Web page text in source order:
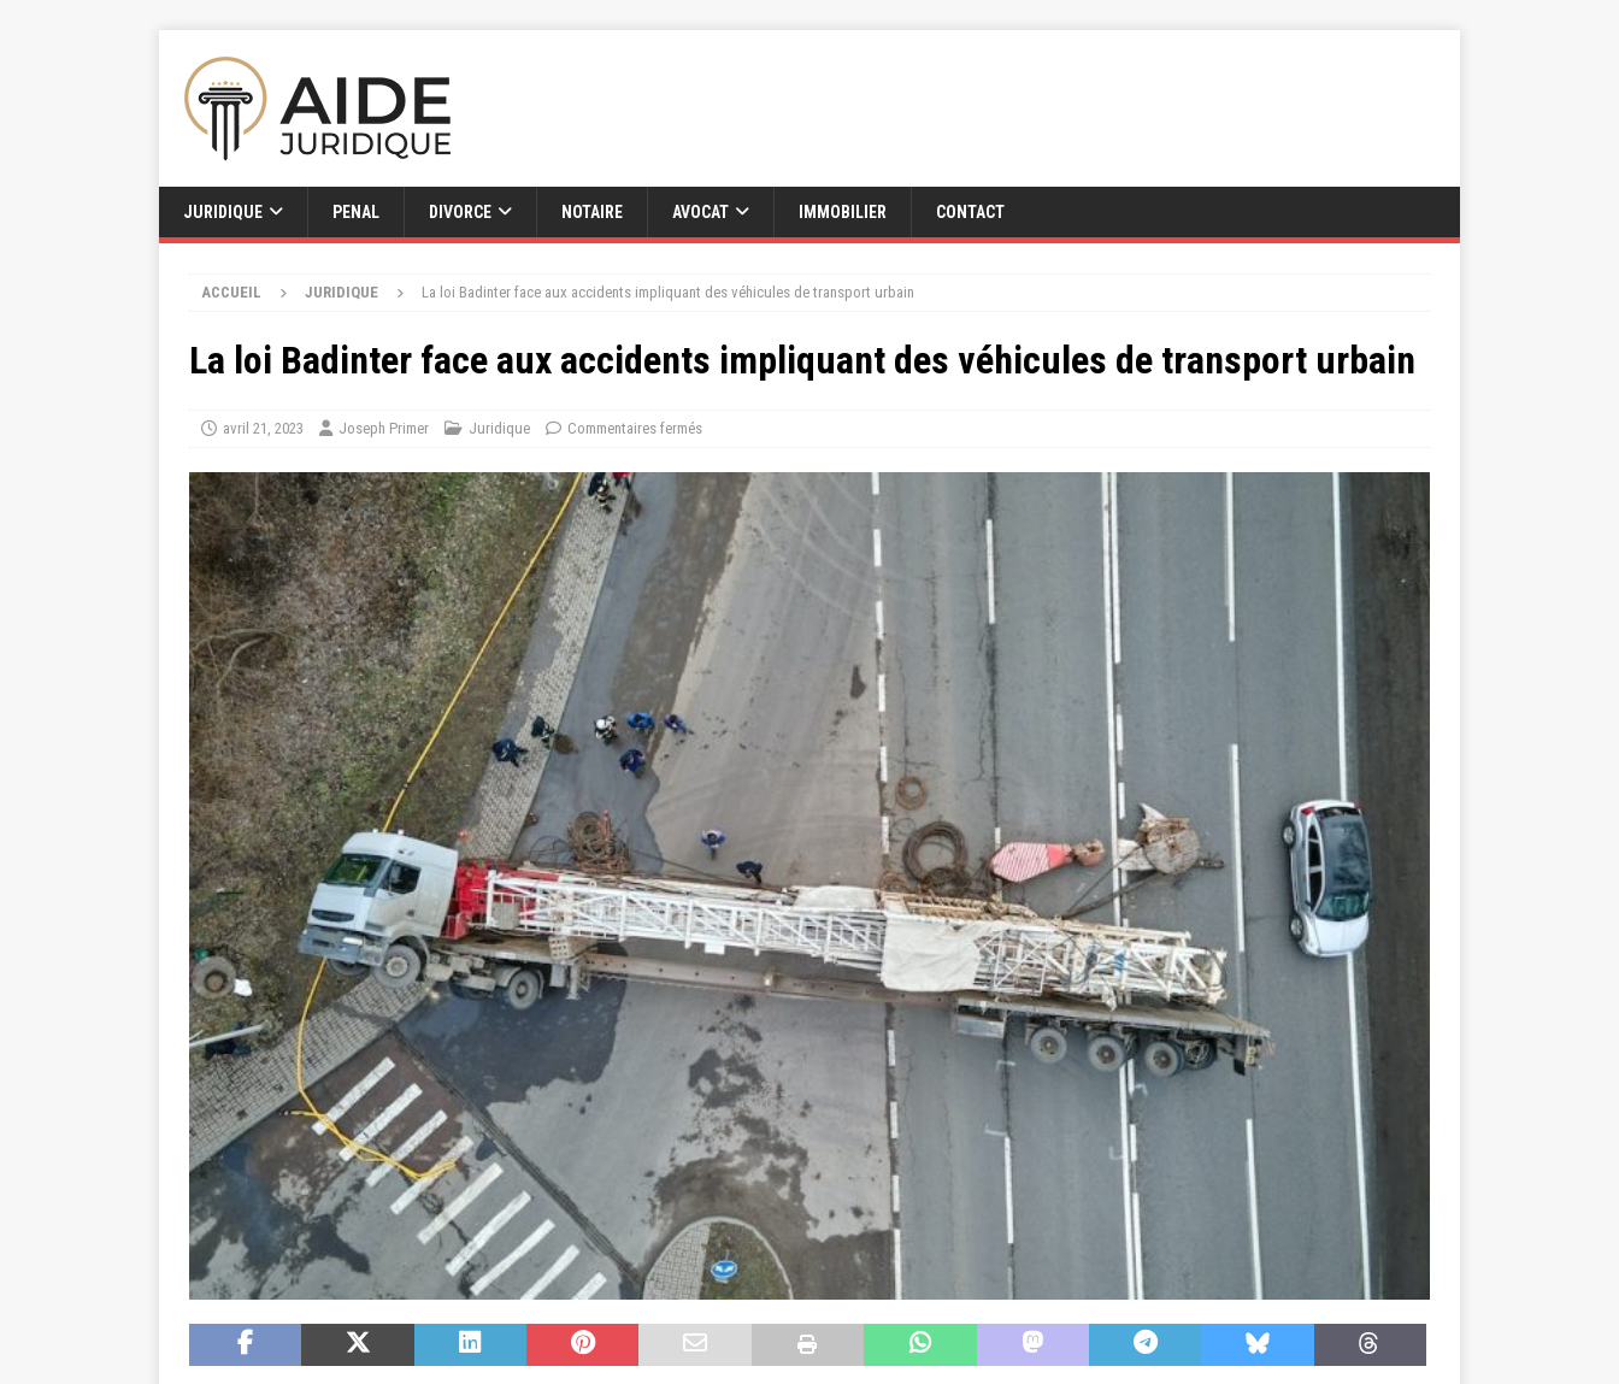
JURIDIQUE PENAL DIVORCE NOTAIRE AVOCAT IMMOBILIER CONTACT
ACCUEIL JURIDIQUE La loi Badinter face aux accidents impliquant des véhicules de transport urbain
La loi Badinter face aux accidents impliquant des véhicules de transport urbain
avril 21, 2023 Joseph Primer Juridique Commentaires fermés